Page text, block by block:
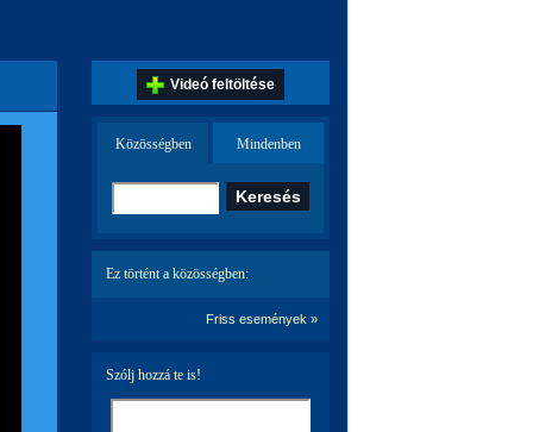
Videó feltöltése
Közösségben Mindenben
Ez történt a közösségben:
Friss események »
Szólj hozzá te is!